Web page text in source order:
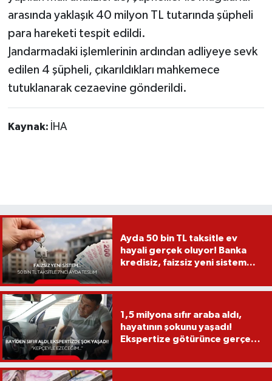
arasında yaklaşık 40 milyon TL tutarında şüpheli
para hareketi tespit edildi.
Jandarmadaki işlemlerinin ardından adliyeye sevk
edilen 4 şüpheli, çıkarıldıkları mahkemece
tutuklanarak cezaevine gönderildi.
Kaynak: İHA
Ayda 50 bin TL taksitle ev
hayali gerçek oluyor! Banka
kredisiz, faizsiz yeni sistem...
1,5 milyona sıfır araba aldı,
hayatının şokunu yaşadı!
Ekspertize götürünce gerçek